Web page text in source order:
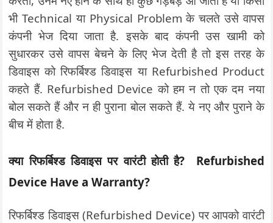
भी Technical या Physical Problem के चलते उसे वापस
कंपनी भेज दिया जाता है. इसके बाद कंपनी उस खामी को
सुधारकर उसे वापस बेचने के लिए भेज देती है तो इस तरह के
डिवाइस को रिफर्बिश्ड डिवाइस या Refurbished Product
कहते हैं. Refurbished Device को हम न तो एक दम नया
बोल सकते हैं और न ही पुराना बोल सकते हैं. ये नए और पुराने के
बीच में होता है.
क्या रिफर्बिश्ड डिवाइस पर वारंटी होती है? Refurbished
Device Have a Warranty?
रिफर्बिश्ड डिवाइस (Refurbished Device) पर आपको वारंटी